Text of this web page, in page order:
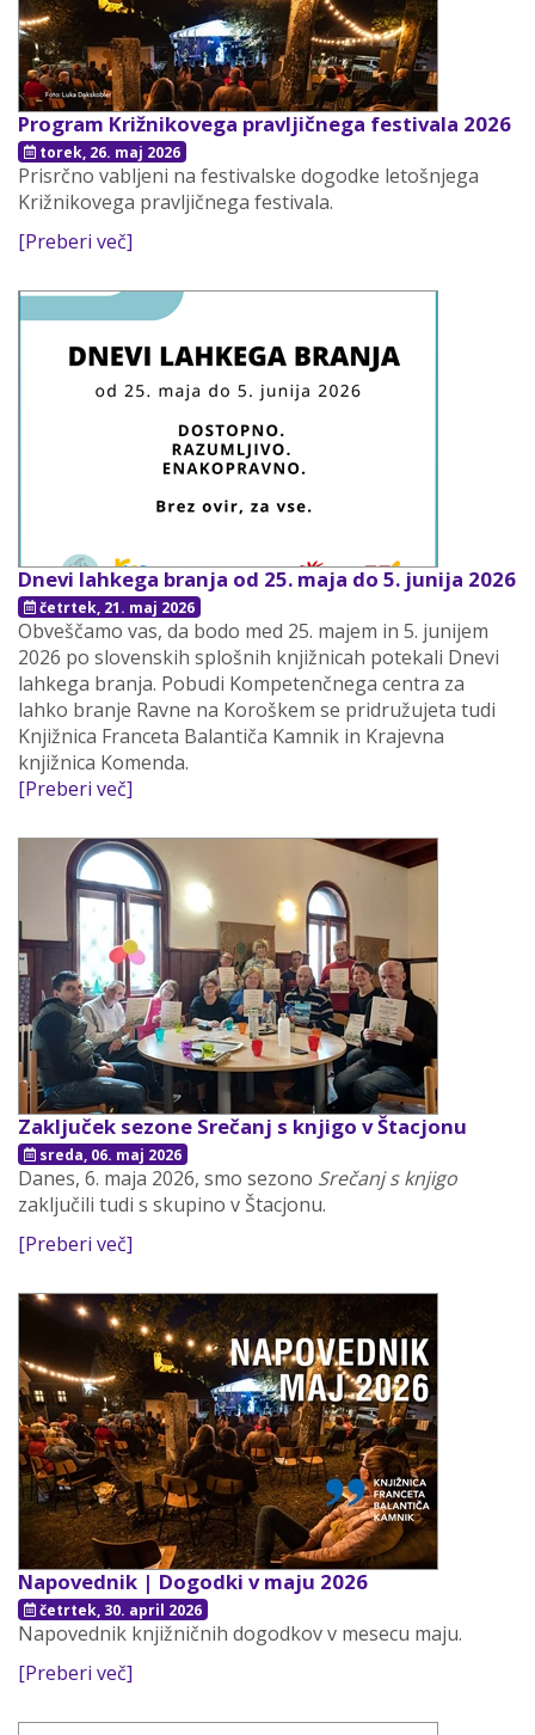
Program Križnikovega pravljičnega festivala 2026
torek, 26. maj 2026
Prisrčno vabljeni na festivalske dogodke letošnjega
Križnikovega pravljičnega festivala.
[Preberi več]
Dnevi lahkega branja od 25. maja do 5. junija 2026
četrtek, 21. maj 2026
Obveščamo vas, da bodo med 25. majem in 5. junijem
2026 po slovenskih splošnih knjižnicah potekali Dnevi
lahkega branja. Pobudi Kompetenčnega centra za
lahko branje Ravne na Koroškem se pridružujeta tudi
Knjižnica Franceta Balantiča Kamnik in Krajevna
knjižnica Komenda.
[Preberi več]
Zaključek sezone Srečanj s knjigo v Štacjonu
sreda, 06. maj 2026
Danes, 6. maja 2026, smo sezono Srečanj s knjigo
zaključili tudi s skupino v Štacjonu.
[Preberi več]
Napovednik | Dogodki v maju 2026
četrtek, 30. april 2026
Napovednik knjižničnih dogodkov v mesecu maju.
[Preberi več]